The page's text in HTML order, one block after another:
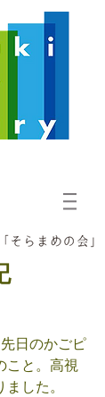
日のかごピ
こと。高視
した。